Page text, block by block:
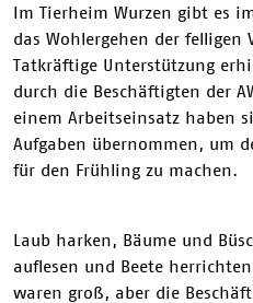
Im Tierheim Wurzen gibt es
das Wohlergehen der felligen
Tatkräftige Unterstützung
durch die Beschäftigten der
einem Arbeitseinsatz haben
Aufgaben übernommen, um
für den Frühling zu machen.
Laub harken, Bäume und
auflesen und Beete
waren groß, aber die